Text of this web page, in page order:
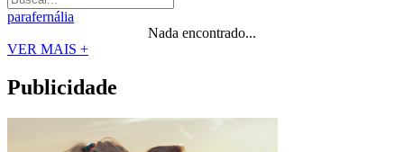
parafernália
Nada encontrado...
VER MAIS +
Publicidade